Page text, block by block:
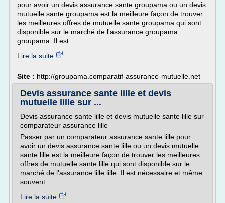
pour avoir un devis assurance sante groupama ou un devis
mutuelle sante groupama est la meilleure façon de trouver
les meilleures offres de mutuelle sante groupama qui sont
disponible sur le marché de l'assurance groupama
groupama. Il est...
Lire la suite
Site : http://groupama.comparatif-assurance-mutuelle.net
Devis assurance sante lille et devis
mutuelle lille sur ...
Devis assurance sante lille et devis mutuelle sante lille sur
comparateur assurance lille
Passer par un comparateur assurance sante lille pour
avoir un devis assurance sante lille ou un devis mutuelle
sante lille est la meilleure façon de trouver les meilleures
offres de mutuelle sante lille qui sont disponible sur le
marché de l'assurance lille lille. Il est nécessaire et même
souvent...
Lire la suite